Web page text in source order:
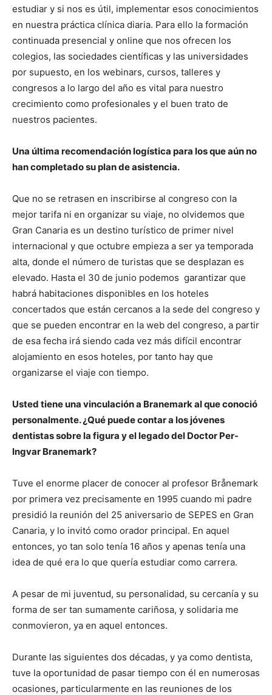
estudiar y si nos es útil, implementar esos conocimientos
en nuestra práctica clínica diaria. Para ello la formación
continuada presencial y online que nos ofrecen los
colegios, las sociedades científicas y las universidades
por supuesto, en los webinars, cursos, talleres y
congresos a lo largo del año es vital para nuestro
crecimiento como profesionales y el buen trato de
nuestros pacientes.
Una última recomendación logística para los que aún no
han completado su plan de asistencia.
Que no se retrasen en inscribirse al congreso con la
mejor tarifa ni en organizar su viaje, no olvidemos que
Gran Canaria es un destino turístico de primer nivel
internacional y que octubre empieza a ser ya temporada
alta, donde el número de turistas que se desplazan es
elevado. Hasta el 30 de junio podemos garantizar que
habrá habitaciones disponibles en los hoteles
concertados que están cercanos a la sede del congreso y
que se pueden encontrar en la web del congreso, a partir
de esa fecha irá siendo cada vez más difícil encontrar
alojamiento en esos hoteles, por tanto hay que
organizarse el viaje con tiempo.
Usted tiene una vinculación a Branemark al que conoció
personalmente. ¿Qué puede contar a los jóvenes
dentistas sobre la figura y el legado del Doctor Per-
Ingvar Branemark?
Tuve el enorme placer de conocer al profesor Brånemark
por primera vez precisamente en 1995 cuando mi padre
presidió la reunión del 25 aniversario de SEPES en Gran
Canaria, y lo invitó como orador principal. En aquel
entonces, yo tan solo tenía 16 años y apenas tenía una
idea de qué era lo que quería estudiar como carrera.
A pesar de mi juventud, su personalidad, su cercanía y su
forma de ser tan sumamente cariñosa, y solidaria me
conmovieron, ya en aquel entonces.
Durante las siguientes dos décadas, y ya como dentista,
tuve la oportunidad de pasar tiempo con él en numerosas
ocasiones, particularmente en las reuniones de los